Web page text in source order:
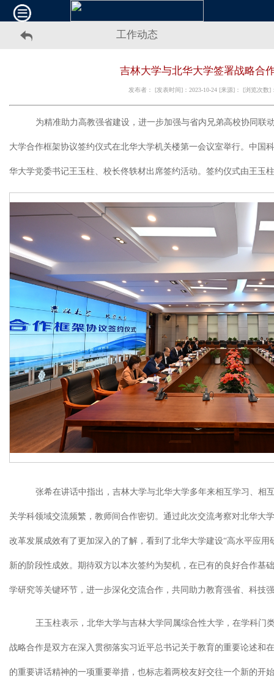
工作动态
吉林大学与北华大学签署战略合
发布者： [发表时间]：2023-10-24 [来源]： [浏览次数]
为精准助力高教强省建设，进一步加强与省内兄弟高校协同联
大学合作框架协议签约仪式在北华大学机关楼第一会议室举行。中国
华大学党委书记王玉柱、校长佟轶材出席签约活动。签约仪式由王玉
张希在讲话中指出，吉林大学与北华大学多年来相互学习、相
关学科领域交流频繁，教师间合作密切。通过此次交流考察对北华大
改革发展成效有了更加深入的了解，看到了北华大学建设“高水平应用
新的阶段性成效。期待双方以本次签约为契机，在已有的良好合作基
学研究等关键环节，进一步深化交流合作，共同助力教育强省、科技
王玉柱表示，北华大学与吉林大学同属综合性大学，在学科门
战略合作是双方在深入贯彻落实习近平总书记关于教育的重要论述和
的重要讲话精神的一项重要举措，也标志着两校友好交往一个新的开